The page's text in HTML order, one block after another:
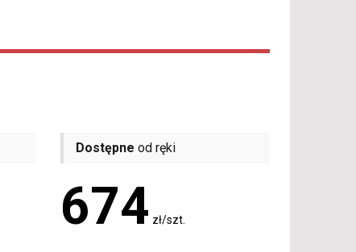
Dostępne od ręki
674 zł/szt.